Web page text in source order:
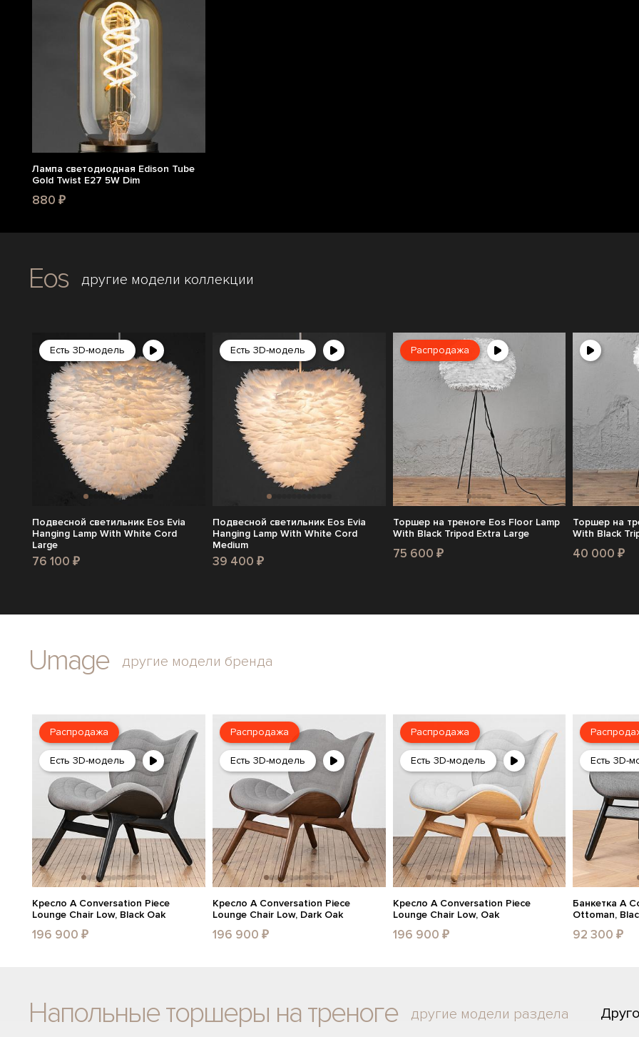
Лампа светодиодная Edison Tube
Gold Twist E27 5W Dim
880 ₽
Eos другие модели коллекции
Есть 3D-модель
Подвесной светильник Eos Evia
Hanging Lamp With White Cord
Large
76 100 ₽
Есть 3D-модель
Подвесной светильник Eos Evia
Hanging Lamp With White Cord
Medium
39 400 ₽
Распродажа
Торшер на треноге Eos Floor Lamp
With Black Tripod Extra Large
75 600 ₽
Торшер на
With Black
40 000 ₽
Umage другие модели бренда
Распродажа
Есть 3D-модель
Кресло A Conversation Piece
Lounge Chair Low, Black Oak
196 900 ₽
Распродажа
Есть 3D-модель
Кресло A Conversation Piece
Lounge Chair Low, Dark Oak
196 900 ₽
Распродажа
Есть 3D-модель
Кресло A Conversation Piece
Lounge Chair Low, Oak
196 900 ₽
Есть 3D-
Банкетка A
Ottoman,
92 300 ₽
Напольные торшеры на треноге другие модели раздела